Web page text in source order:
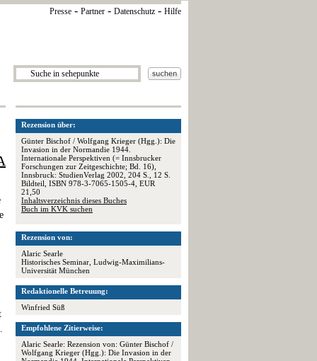
Presse - Partner - Datenschutz - Hilfe
Rezension über:
Günter Bischof / Wolfgang Krieger (Hgg.): Die
Invasion in der Normandie 1944.
Internationale Perspektiven (= Innsbrucker
Forschungen zur Zeitgeschichte; Bd. 16),
Innsbruck: StudienVerlag 2002, 204 S., 12 S.
Bildteil, ISBN 978-3-7065-1505-4, EUR
21,50
Inhaltsverzeichnis dieses Buches
Buch im KVK suchen
Rezension von:
Alaric Searle
Historisches Seminar, Ludwig-Maximilians-
Universität München
Redaktionelle Betreuung:
Winfried Süß
Empfohlene Zitierweise:
Alaric Searle: Rezension von: Günter Bischof /
Wolfgang Krieger (Hgg.): Die Invasion in der